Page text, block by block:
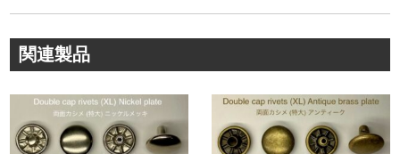
というわけではありません。
カシメ金具は、製造しているメーカーの金型によって、わ
ずかに形状やRが異なります。
加工)など、各メーカーによって様々です。
金具の規格に合わない工具を使うと、もちろん金具が変形
します。
関連製品